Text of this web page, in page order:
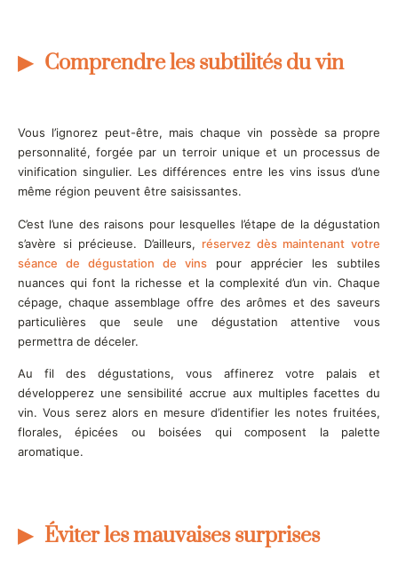
Comprendre les subtilités du vin
Vous l’ignorez peut-être, mais chaque vin possède sa propre
personnalité, forgée par un terroir unique et un processus de
vinification singulier. Les différences entre les vins issus d’une
même région peuvent être saisissantes.
C’est l’une des raisons pour lesquelles l’étape de la dégustation
s’avère si précieuse. D’ailleurs, réservez dès maintenant votre
séance de dégustation de vins pour apprécier les subtiles
nuances qui font la richesse et la complexité d’un vin. Chaque
cépage, chaque assemblage offre des arômes et des saveurs
particulières que seule une dégustation attentive vous
permettra de déceler.
Au fil des dégustations, vous affinerez votre palais et
développerez une sensibilité accrue aux multiples facettes du
vin. Vous serez alors en mesure d’identifier les notes fruitées,
florales, épicées ou boisées qui composent la palette
aromatique.
Éviter les mauvaises surprises